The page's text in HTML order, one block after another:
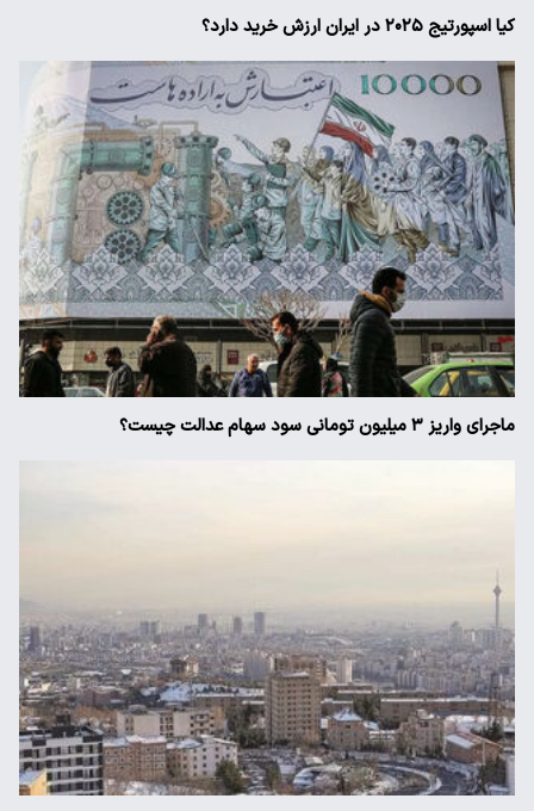
کیا اسپورتیج ۲۰۲۵ در ایران ارزش خرید دارد؟
ماجرای واریز ۳ میلیون تومانی سود سهام عدالت چیست؟